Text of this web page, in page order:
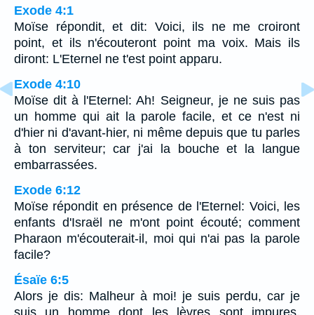
Exode 4:1
Moïse répondit, et dit: Voici, ils ne me croiront
point, et ils n'écouteront point ma voix. Mais ils
diront: L'Eternel ne t'est point apparu.
Exode 4:10
Moïse dit à l'Eternel: Ah! Seigneur, je ne suis pas
un homme qui ait la parole facile, et ce n'est ni
d'hier ni d'avant-hier, ni même depuis que tu parles
à ton serviteur; car j'ai la bouche et la langue
embarrassées.
Exode 6:12
Moïse répondit en présence de l'Eternel: Voici, les
enfants d'Israël ne m'ont point écouté; comment
Pharaon m'écouterait-il, moi qui n'ai pas la parole
facile?
Ésaïe 6:5
Alors je dis: Malheur à moi! je suis perdu, car je